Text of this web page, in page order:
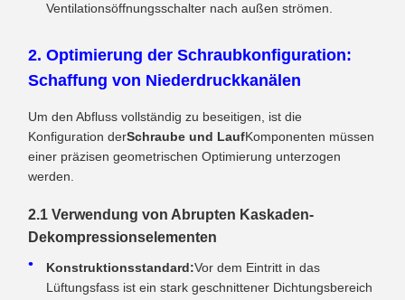
Ventilationsöffnungsschalter nach außen strömen.
2. Optimierung der Schraubkonfiguration:
Schaffung von Niederdruckkanälen
Um den Abfluss vollständig zu beseitigen, ist die
Konfiguration derSchraube und LaufKomponenten müssen
einer präzisen geometrischen Optimierung unterzogen
werden.
2.1 Verwendung von Abrupten Kaskaden-
Dekompressionselementen
Konstruktionsstandard:Vor dem Eintritt in das
Lüftungsfass ist ein stark geschnittener Dichtungsbereich